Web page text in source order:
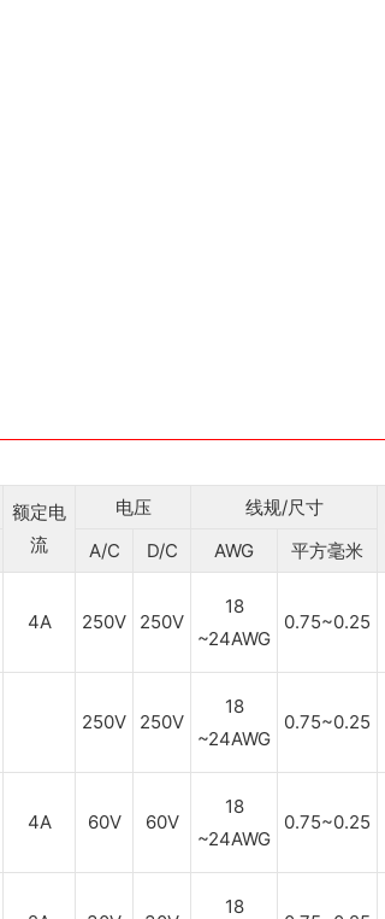
额定电
流
电压
线规/尺寸
A/C D/C AWG 平方毫米
4A 250V 250V
18
~24AWG
0.75~0.25
250V 250V
18
~24AWG
0.75~0.25
4A 60V 60V
18
~24AWG
0.75~0.25
18